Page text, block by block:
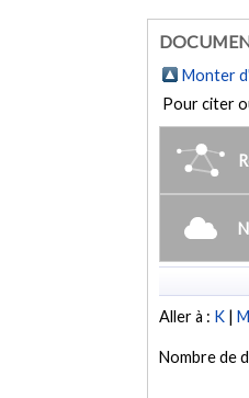
Monter
Pour citer
Aller à : K |M
Nombre de